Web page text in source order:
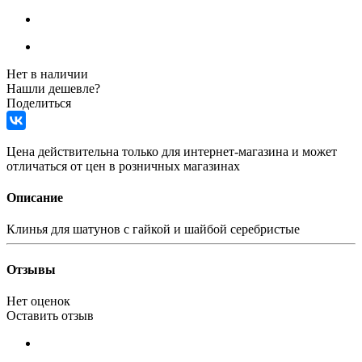
Нет в наличии
Нашли дешевле?
Поделиться
Цена действительна только для интернет-магазина и может
отличаться от цен в розничных магазинах
Описание
Клинья для шатунов с гайкой и шайбой серебристые
Отзывы
Нет оценок
Оставить отзыв